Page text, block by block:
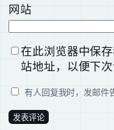
网站
在此浏览器中保
站地址，以便下次
有人回复我时，发邮件